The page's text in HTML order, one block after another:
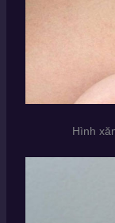
Hình